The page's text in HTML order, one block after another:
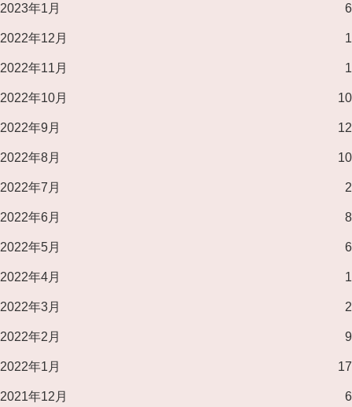
2023年1月 6
2022年12月 1
2022年11月 1
2022年10月 10
2022年9月 12
2022年8月 10
2022年7月 2
2022年6月 8
2022年5月 6
2022年4月 1
2022年3月 2
2022年2月 9
2022年1月 17
2021年12月 6